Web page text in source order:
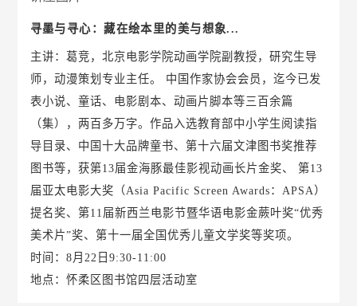
寻墨与寻心：藏在绘本里的美与想象...
主讲：葛竞，北京电影学院动画学院副教授，研究生导
师，动漫策划专业主任。 中国作家协会会员，迄今已发
表小说、童话、电影剧本、动画片脚本等三百余篇
（集），两百多万字。作品入选教育部中小学生阅读指
导目录、中国十大品牌童书、第十六届文津图书奖推荐
图书等，获第13届金海豚最佳影视动画长片金奖、 第13
届亚太电影大奖（Asia Pacific Screen Awards：APSA）
提名奖、第11届新西兰电影节暨华语电影金蕨叶奖“优秀
美术片”奖、第十一届全国优秀儿童文学奖等奖项。
时间：8月22日9:30-11:00
地点：怀柔区图书馆四层活动室